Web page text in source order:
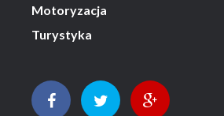
Motoryzacja
Turystyka